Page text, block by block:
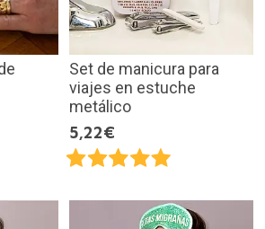
Set de manicura para
viajes en estuche
metálico
5,22€